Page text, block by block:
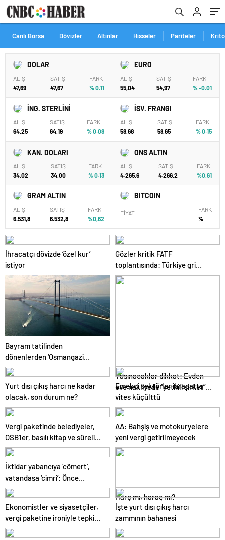
Canlı Borsa Dövizler Altınlar Hisseler Pariteler
DOLAR
ALIŞ
47,69
SATIŞ
47,67
FARK
% 0.11
EURO
ALIŞ
55,04
SATIŞ
54,97
FARK
% -0.01
İNG. STERLİNİ
ALIŞ
64,25
SATIŞ
64,19
FARK
% 0.08
İSV. FRANGI
ALIŞ
58,68
SATIŞ
58,65
FARK
% 0.15
KAN. DOLARI
ALIŞ
34,02
SATIŞ
34,00
FARK
% 0.13
ONS ALTIN
ALIŞ
4.265,6
SATIŞ
4.266,2
FARK
%0,61
GRAM ALTIN
ALIŞ
6.531,8
SATIŞ
6.532,8
FARK
%0,62
BITCOIN
FİYAT
FARK
%
İhracatçı dövizde ‘özel kur’
istiyor
Gözler kritik FATF
toplantısında: Türkiye gri
listeden çıkacak mı?
Bayram tatilinden
dönenlerden ‘Osmangazi
Köprüsü’ isyanı
Taşınacaklar dikkat: Evden
eve nakliyede “yetkili şirket”
uyarısı
Yurt dışı çıkış harcı ne kadar
olacak, son durum ne?
Emekçi sektörler ihracatta
vites küçülttü
Vergi paketinde belediyeler,
OSB’ler, basılı kitap ve süreli
yayınlar da unutulmadı
AA: Bahşiş ve motokuryelere
yeni vergi getirilmeyecek
İktidar yabancıya ‘cömert’,
vatandaşa ‘cimri’: Önce
buradaki açları doyurun
Harç mı, haraç mı?
Ekonomistler ve siyasetçiler,
vergi paketine ironiyle tepki
gösterdi
İşte yurt dışı çıkış harcı
zammının bahanesi